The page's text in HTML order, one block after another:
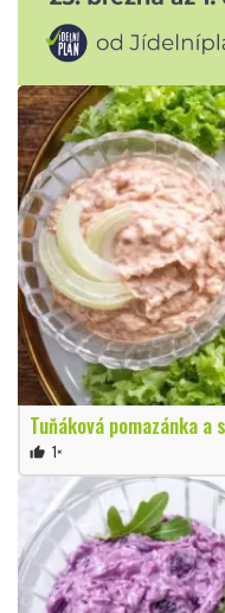
Tuňáková pomazánka a
thumb_up 1×